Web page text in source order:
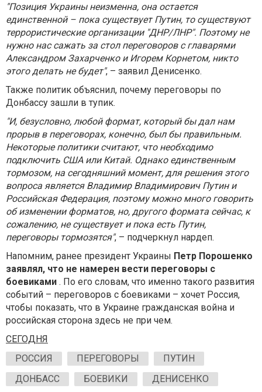
"Позиция Украины неизменна, она остается
единственной – пока существует Путин, то существуют
террористические организации "ДНР/ЛНР". Поэтому не
нужно нас сажать за стол переговоров с главарями
Александром Захарченко и Игорем Корнетом, никто
этого делать не будет", – заявил Денисенко.
Также политик объяснил, почему переговоры по
Донбассу зашли в тупик.
"И, безусловно, любой формат, который бы дал нам
прорыв в переговорах, конечно, был бы правильным.
Некоторые политики считают, что необходимо
подключить США или Китай. Однако единственным
тормозом, на сегодняшний момент, для решения этого
вопроса является Владимир Владимирович Путин и
Российская Федерация, поэтому можно много говорить
об изменении форматов, но, другого формата сейчас, к
сожалению, не существует и пока есть Путин,
переговоры тормозятся", – подчеркнул нардеп.
Напомним, ранее президент Украины Петр Порошенко
заявлял, что не намерен вести переговоры с
боевиками . По его словам, что именно такого развития
событий – переговоров с боевиками – хочет Россия,
чтобы показать, что в Украине гражданская война и
российская сторона здесь не при чем.
СЕГОДНЯ
РОССИЯ
ПЕРЕГОВОРЫ
ПУТИН
ДОНБАСС
БОЕВИКИ ДЕНИСЕНКО